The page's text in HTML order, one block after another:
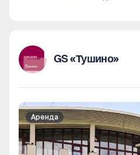
GS «Тушино»
Аренда